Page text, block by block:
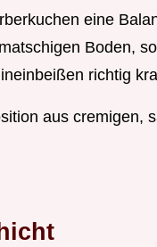
eine
Boden,
richtig
aus cremigen,